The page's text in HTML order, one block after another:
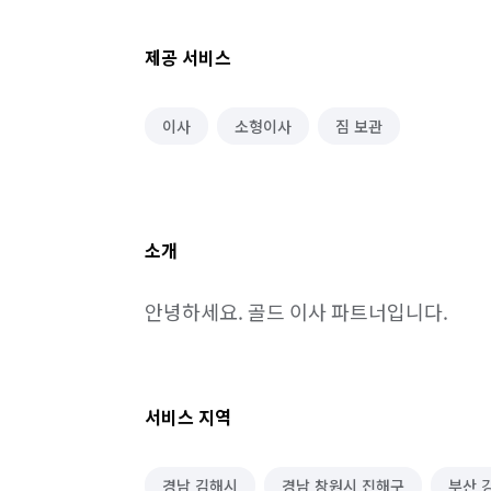
제공 서비스
이사 소형이사 짐 보관
소개
안녕하세요. 골드 이사 파트너입니다.
서비스 지역
경남 김해시 경남 창원시 진해구 부산